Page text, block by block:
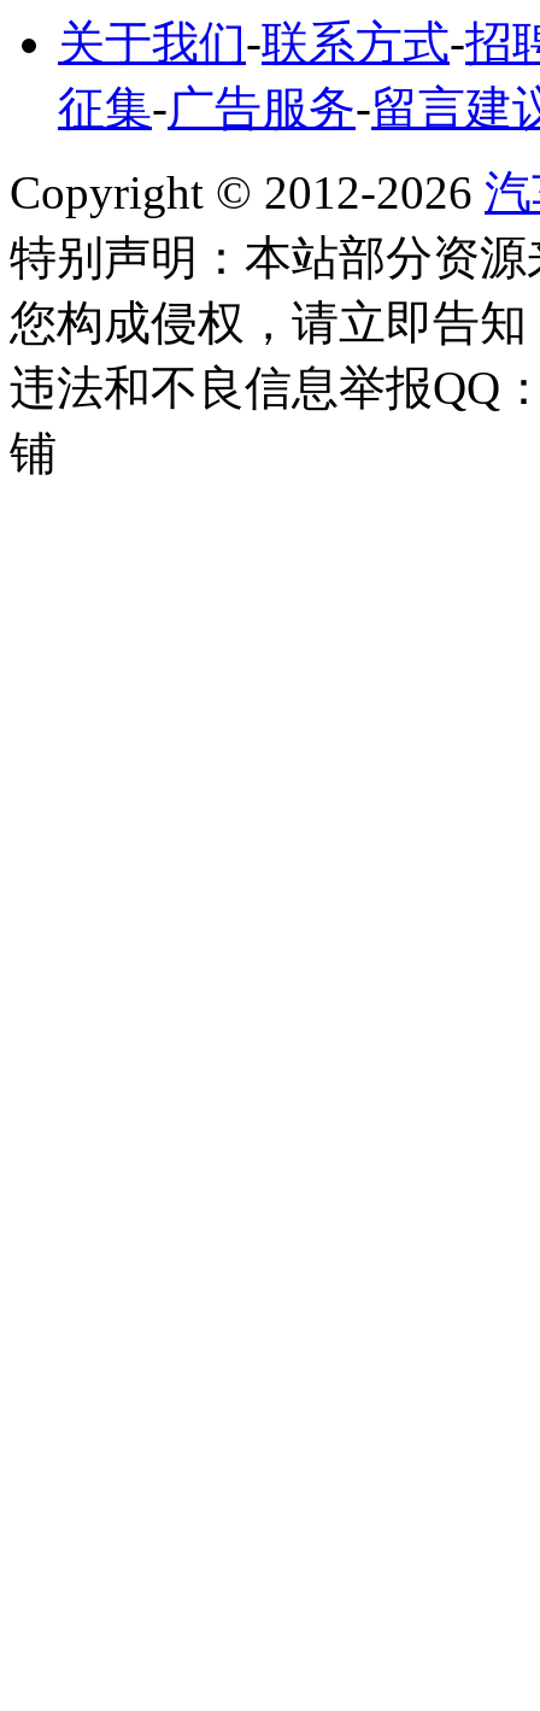
关于我们-联系方式-招
征集-广告服务-留言建
Copyright © 2012-2026
特别声明：本站部分资
您构成侵权，请立即告
违法和不良信息举报QQ
铺